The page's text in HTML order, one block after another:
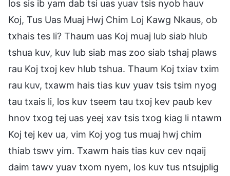
los sis ib yam dab tsi uas yuav tsis nyob hauv
Koj, Tus Uas Muaj Hwj Chim Loj Kawg Nkaus, ob
txhais tes li? Thaum uas Koj muaj lub siab hlub
tshua kuv, kuv lub siab mas zoo siab tshaj plaws
rau Koj txoj kev hlub tshua. Thaum Koj txiav txim
rau kuv, txawm hais tias kuv yuav tsis tsim nyog
tau txais li, los kuv tseem tau txoj kev paub kev
hnov txog tej uas yeej xav tsis txog kiag li ntawm
Koj tej kev ua, vim Koj yog tus muaj hwj chim
thiab tswv yim. Txawm hais tias kuv cev nqaij
daim tawv yuav txom nyem, los kuv tus ntsujplig